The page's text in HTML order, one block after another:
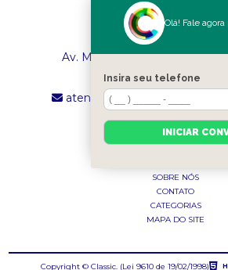
LOJA 2
Av. Maria Amália Lopes de
(11) 2241-8434
MENU
SOBRE NÓS
CONTATO
CATEGORIAS
MAPA DO SITE
Copyright © Classic. (Lei 9610 de 19/02/1998)
Olá! Fale
Insira seu telefone
INICIAR